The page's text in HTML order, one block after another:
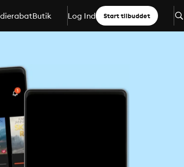
Butik Log Ind Start tilbuddet